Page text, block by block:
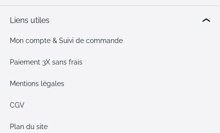
Liens utiles
Mon compte & Suivi de commande
Paiement 3X sans frais
Mentions légales
CGV
Plan du site